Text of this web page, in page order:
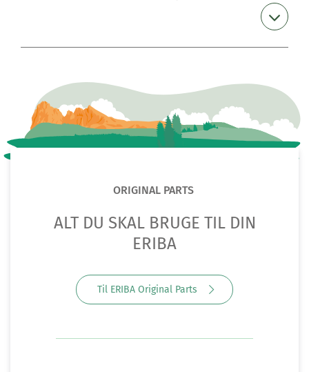
ORIGINAL PARTS
ALT DU SKAL BRUGE TIL DIN
ERIBA
Til ERIBA Original Parts